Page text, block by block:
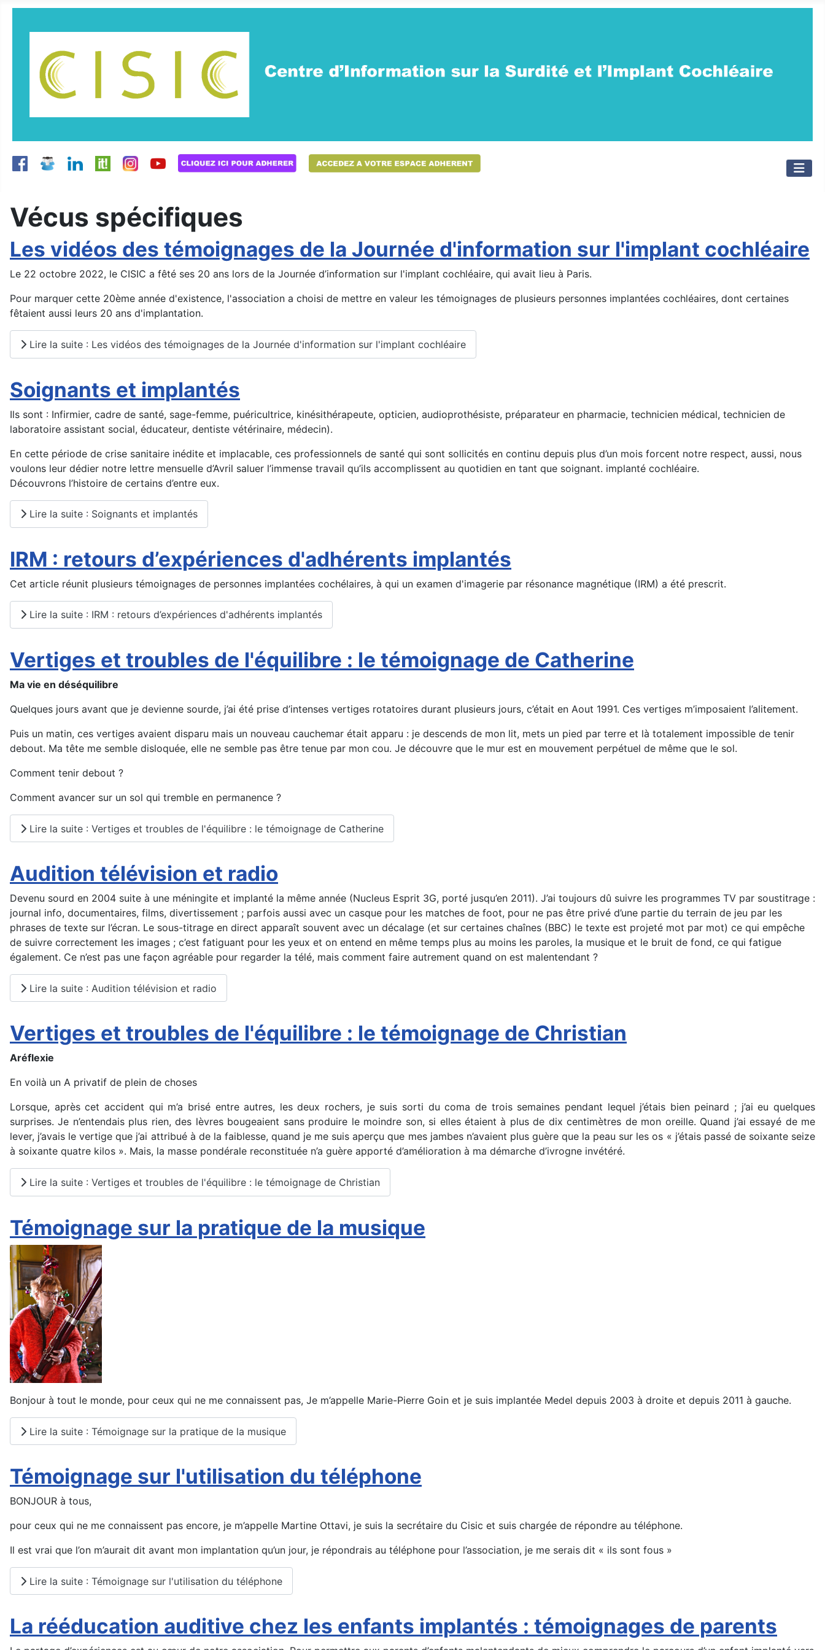
Vécus spécifiques
Les vidéos des témoignages de la Journée d'information sur l'implant cochléaire
Le 22 octobre 2022, le CISIC a fêté ses 20 ans lors de la Journée d’information sur l'implant cochléaire, qui avait lieu à Paris.
Pour marquer cette 20ème année d'existence, l'association a choisi de mettre en valeur les témoignages de plusieurs personnes implantées cochléaires, dont certaines
fêtaient aussi leurs 20 ans d'implantation.
Lire la suite : Les vidéos des témoignages de la Journée d'information sur l'implant cochléaire
Soignants et implantés
Ils sont : Infirmier, cadre de santé, sage-femme, puéricultrice, kinésithérapeute, opticien, audioprothésiste, préparateur en pharmacie, technicien médical, technicien de
laboratoire assistant social, éducateur, dentiste vétérinaire, médecin).
En cette période de crise sanitaire inédite et implacable, ces professionnels de santé qui sont sollicités en continu depuis plus d’un mois forcent notre respect, aussi, nous
voulons leur dédier notre lettre mensuelle d’Avril saluer l’immense travail qu’ils accomplissent au quotidien en tant que soignant. implanté cochléaire.
Découvrons l’histoire de certains d’entre eux.
Lire la suite : Soignants et implantés
IRM : retours d’expériences d'adhérents implantés
Cet article réunit plusieurs témoignages de personnes implantées cochélaires, à qui un examen d'imagerie par résonance magnétique (IRM) a été prescrit.
Lire la suite : IRM : retours d’expériences d'adhérents implantés
Vertiges et troubles de l'équilibre : le témoignage de Catherine
Ma vie en déséquilibre
Quelques jours avant que je devienne sourde, j’ai été prise d’intenses vertiges rotatoires durant plusieurs jours, c’était en Aout 1991. Ces vertiges m’imposaient l’alitement.
Puis un matin, ces vertiges avaient disparu mais un nouveau cauchemar était apparu : je descends de mon lit, mets un pied par terre et là totalement impossible de tenir
debout. Ma tête me semble disloquée, elle ne semble pas être tenue par mon cou. Je découvre que le mur est en mouvement perpétuel de même que le sol.
Comment tenir debout ?
Comment avancer sur un sol qui tremble en permanence ?
Lire la suite : Vertiges et troubles de l'équilibre : le témoignage de Catherine
Audition télévision et radio
Devenu sourd en 2004 suite à une méningite et implanté la même année (Nucleus Esprit 3G, porté jusqu’en 2011). J’ai toujours dû suivre les programmes TV par soustitrage :
journal info, documentaires, films, divertissement ; parfois aussi avec un casque pour les matches de foot, pour ne pas être privé d’une partie du terrain de jeu par les
phrases de texte sur l’écran. Le sous-titrage en direct apparaît souvent avec un décalage (et sur certaines chaînes (BBC) le texte est projeté mot par mot) ce qui empêche
de suivre correctement les images ; c’est fatiguant pour les yeux et on entend en même temps plus au moins les paroles, la musique et le bruit de fond, ce qui fatigue
également. Ce n’est pas une façon agréable pour regarder la télé, mais comment faire autrement quand on est malentendant ?
Lire la suite : Audition télévision et radio
Vertiges et troubles de l'équilibre : le témoignage de Christian
Aréflexie
En voilà un A privatif de plein de choses
Lorsque, après cet accident qui m’a brisé entre autres, les deux rochers, je suis sorti du coma de trois semaines pendant lequel j’étais bien peinard ; j’ai eu quelques
surprises. Je n’entendais plus rien, des lèvres bougeaient sans produire le moindre son, si elles étaient à plus de dix centimètres de mon oreille. Quand j’ai essayé de me
lever, j’avais le vertige que j’ai attribué à de la faiblesse, quand je me suis aperçu que mes jambes n’avaient plus guère que la peau sur les os « j’étais passé de soixante seize
à soixante quatre kilos ». Mais, la masse pondérale reconstituée n’a guère apporté d’amélioration à ma démarche d’ivrogne invétéré.
Lire la suite : Vertiges et troubles de l'équilibre : le témoignage de Christian
Témoignage sur la pratique de la musique
Bonjour à tout le monde, pour ceux qui ne me connaissent pas, Je m’appelle Marie-Pierre Goin et je suis implantée Medel depuis 2003 à droite et depuis 2011 à gauche.
Lire la suite : Témoignage sur la pratique de la musique
Témoignage sur l'utilisation du téléphone
BONJOUR à tous,
pour ceux qui ne me connaissent pas encore, je m’appelle Martine Ottavi, je suis la secrétaire du Cisic et suis chargée de répondre au téléphone.
Il est vrai que l’on m’aurait dit avant mon implantation qu’un jour, je répondrais au téléphone pour l’association, je me serais dit « ils sont fous »
Lire la suite : Témoignage sur l'utilisation du téléphone
La rééducation auditive chez les enfants implantés : témoignages de parents